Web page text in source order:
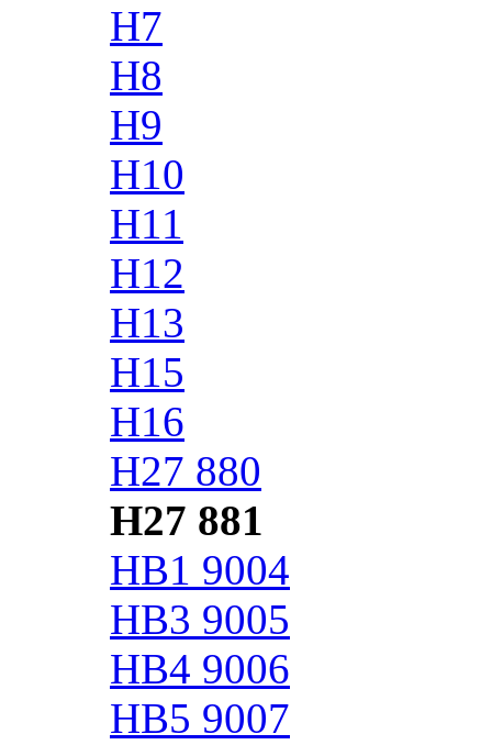
H7
H8
H9
H10
H11
H12
H13
H15
H16
H27 880
H27 881
HB1 9004
HB3 9005
HB4 9006
HB5 9007